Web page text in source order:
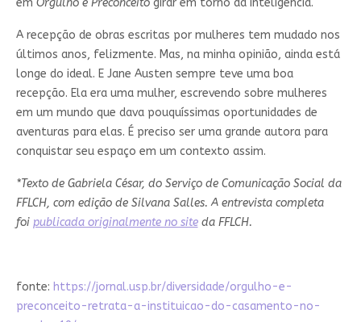
em Orgulho e Preconceitogirar em torno da inteligência.
A recepção de obras escritas por mulheres tem mudado nos
últimos anos, felizmente. Mas, na minha opinião, ainda está
longe do ideal. E Jane Austen sempre teve uma boa
recepção. Ela era uma mulher, escrevendo sobre mulheres
em um mundo que dava pouquíssimas oportunidades de
aventuras para elas. É preciso ser uma grande autora para
conquistar seu espaço em um contexto assim.
*Texto de Gabriela César, do Serviço de Comunicação Social da
FFLCH, com edição de Silvana Salles. A entrevista completa
foi publicada originalmente no siteda FFLCH.
fonte: https://jornal.usp.br/diversidade/orgulho-e-
preconceito-retrata-a-instituicao-do-casamento-no-